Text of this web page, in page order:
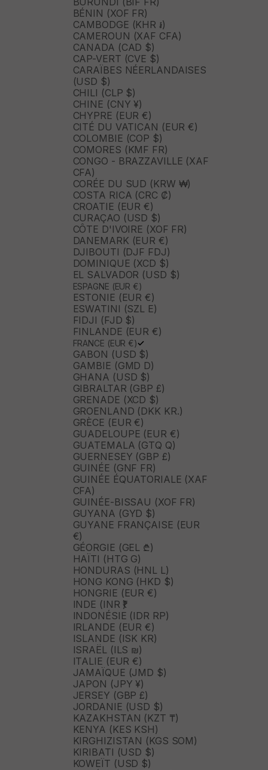
BÉNIN (XOF FR)
CAMBODGE (KHR ៛)
CAMEROUN (XAF CFA)
CANADA (CAD $)
CAP-VERT (CVE $)
CARAÏBES NÉERLANDAISES
(USD $)
CHILI (CLP $)
CHINE (CNY ¥)
CHYPRE (EUR €)
CITÉ DU VATICAN (EUR €)
COLOMBIE (COP $)
COMORES (KMF FR)
CONGO - BRAZZAVILLE (XAF
CFA)
CORÉE DU SUD (KRW ₩)
COSTA RICA (CRC ₡)
CROATIE (EUR €)
CURAÇAO (USD $)
CÔTE D'IVOIRE (XOF FR)
DANEMARK (EUR €)
DJIBOUTI (DJF FDJ)
DOMINIQUE (XCD $)
EL SALVADOR (USD $)
ESPAGNE (EUR €)
ESTONIE (EUR €)
ESWATINI (SZL E)
FIDJI (FJD $)
FINLANDE (EUR €)
FRANCE (EUR €)
GABON (USD $)
GAMBIE (GMD D)
GHANA (USD $)
GIBRALTAR (GBP £)
GRENADE (XCD $)
GROENLAND (DKK KR.)
GRÈCE (EUR €)
GUADELOUPE (EUR €)
GUATEMALA (GTQ Q)
GUERNESEY (GBP £)
GUINÉE (GNF FR)
GUINÉE ÉQUATORIALE (XAF
CFA)
GUINÉE-BISSAU (XOF FR)
GUYANA (GYD $)
GUYANE FRANÇAISE (EUR
€)
GÉORGIE (GEL ₾)
HAÏTI (HTG G)
HONDURAS (HNL L)
HONG KONG (HKD $)
HONGRIE (EUR €)
INDE (INR ₹)
INDONÉSIE (IDR RP)
IRLANDE (EUR €)
ISLANDE (ISK KR)
ISRAËL (ILS ₪)
ITALIE (EUR €)
JAMAÏQUE (JMD $)
JAPON (JPY ¥)
JERSEY (GBP £)
JORDANIE (USD $)
KAZAKHSTAN (KZT ₸)
KENYA (KES KSH)
KIRGHIZISTAN (KGS SOM)
KIRIBATI (USD $)
KOWEÏT (USD $)